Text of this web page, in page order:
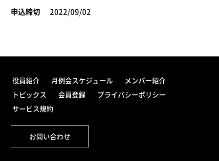
申込締切 2022/09/02
役員紹介 月例会スケジュール
メンバー紹介
トピックス
会員登録
プライバシーポリシー
サービス規約
お問い合わせ